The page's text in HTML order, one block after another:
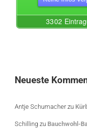
Neueste
Antje Schumacherzu
Schilling zu Bauchwohl-